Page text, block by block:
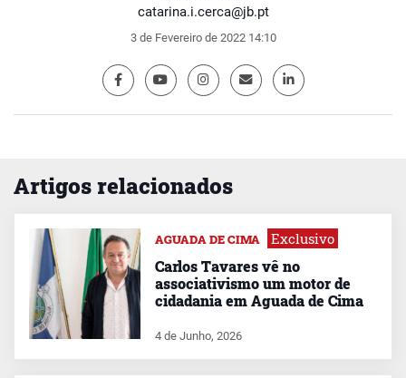
catarina.i.cerca@jb.pt
3 de Fevereiro de 2022 14:10
Artigos relacionados
AGUADA DE CIMA Exclusivo
Carlos Tavares vê no
associativismo um motor de
cidadania em Aguada de Cima
4 de Junho, 2026